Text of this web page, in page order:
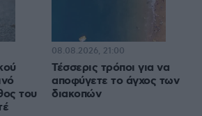
του
Τέσσερις τρόποι για να
αποφύγετε το άγχος των
διακοπών
08.08.2026, 21:00